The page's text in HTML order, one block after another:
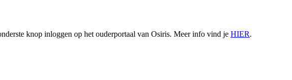
knop inloggen op het ouderportaal van Osiris. Meer info vind je HIER.